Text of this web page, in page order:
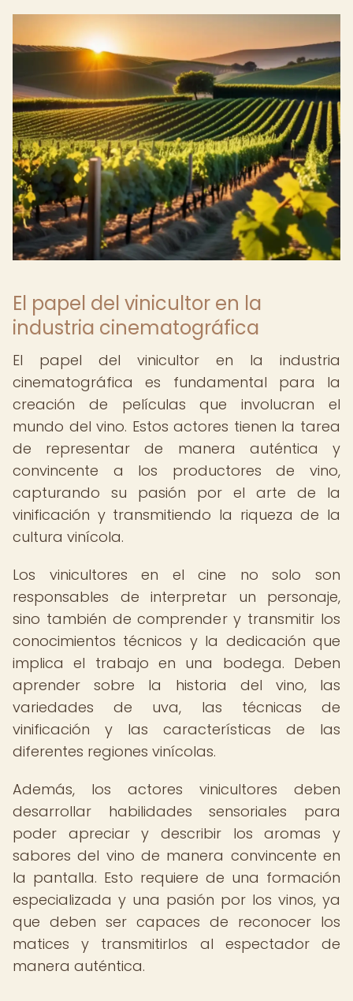
El papel del vinicultor en la
industria cinematográfica
El papel del vinicultor en la industria
cinematográfica es fundamental para la
creación de películas que involucran el
mundo del vino. Estos actores tienen la tarea
de representar de manera auténtica y
convincente a los productores de vino,
capturando su pasión por el arte de la
vinificación y transmitiendo la riqueza de la
cultura vinícola.
Los vinicultores en el cine no solo son
responsables de interpretar un personaje,
sino también de comprender y transmitir los
conocimientos técnicos y la dedicación que
implica el trabajo en una bodega. Deben
aprender sobre la historia del vino, las
variedades de uva, las técnicas de
vinificación y las características de las
diferentes regiones vinícolas.
Además, los actores vinicultores deben
desarrollar habilidades sensoriales para
poder apreciar y describir los aromas y
sabores del vino de manera convincente en
la pantalla. Esto requiere de una formación
especializada y una pasión por los vinos, ya
que deben ser capaces de reconocer los
matices y transmitirlos al espectador de
manera auténtica.